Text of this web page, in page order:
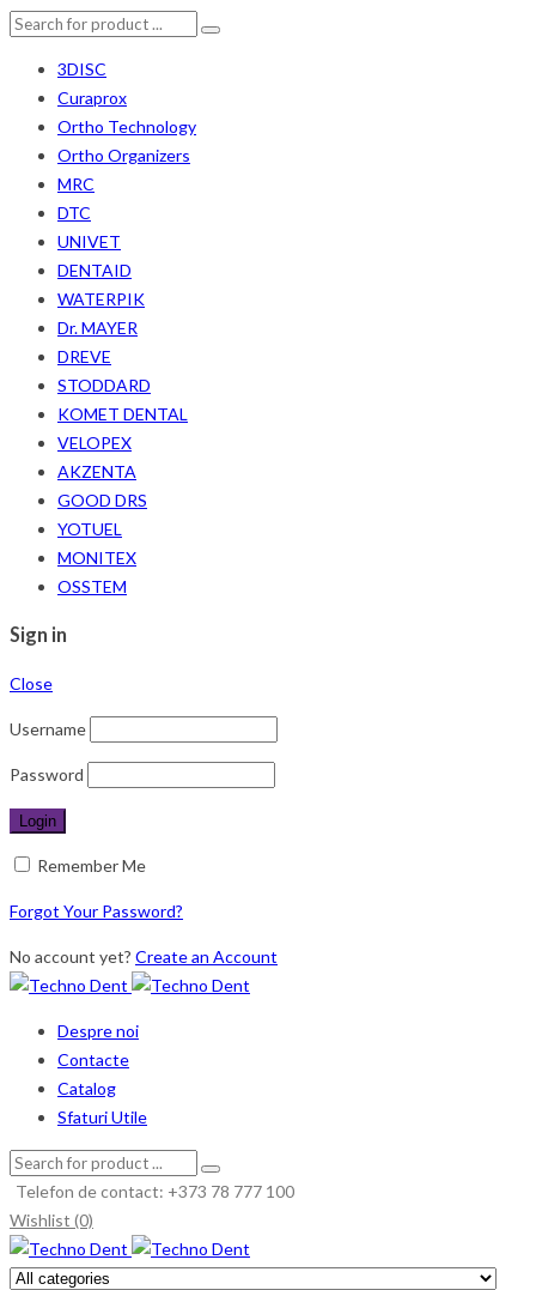
3DISC
Curaprox
Ortho Technology
Ortho Organizers
MRC
DTC
UNIVET
DENTAID
WATERPIK
Dr. MAYER
DREVE
STODDARD
KOMET DENTAL
VELOPEX
AKZENTA
GOOD DRS
YOTUEL
MONITEX
OSSTEM
Sign in
Close
Username
Password
Remember Me
Forgot Your Password?
No account yet? Create an Account
Despre noi
Contacte
Catalog
Sfaturi Utile
Telefon de contact: +373 78 777 100
Wishlist (0)